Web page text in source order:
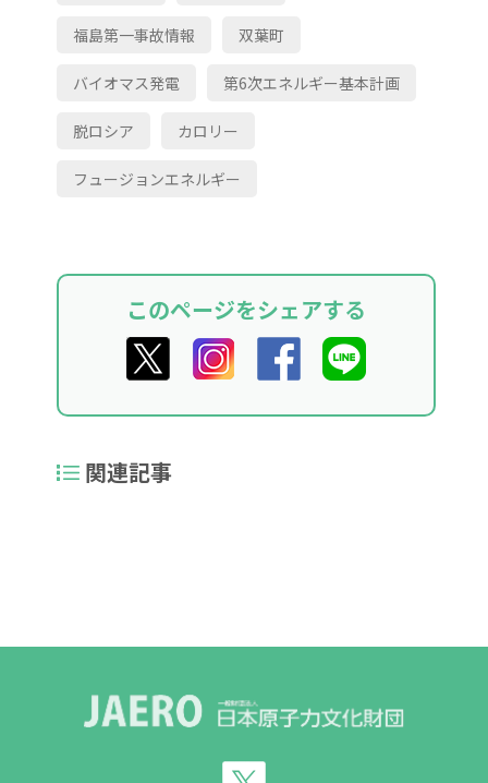
福島第一事故情報 双葉町
バイオマス発電 第6次エネルギー基本計画
脱ロシア カロリー
フュージョンエネルギー
このページをシェアする
関連記事